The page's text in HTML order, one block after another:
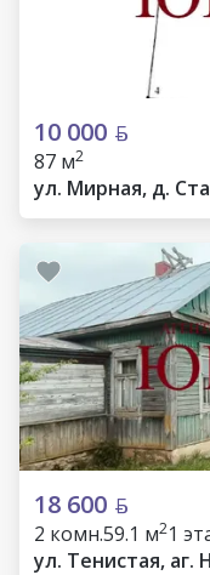
10 000
87 м2
ул. Мирная, д.
18 600
2 комн.59.1 м21
ул. Тенистая, аг.